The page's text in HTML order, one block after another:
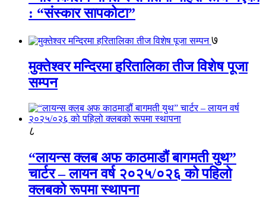
: “संस्कार सापकोटा”
७
मुक्तेश्वर मन्दिरमा हरितालिका तीज विशेष पूजा
सम्पन
८
“लायन्स क्लब अफ काठमाडौं बागमती युथ”
चार्टर – लायन वर्ष २०२५/०२६ को पहिलो
क्लबको रूपमा स्थापना